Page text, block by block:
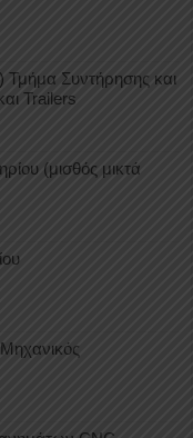
Τμήμα Συντήρησης και
Trailers
(μισθός μικτά